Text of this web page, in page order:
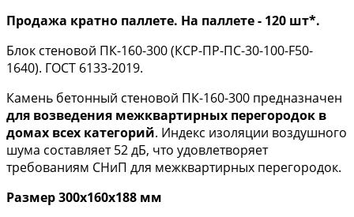
Продажа кратно паллете. На паллете - 120 шт*.
Блок стеновой ПК-160-300 (КCР-ПР-ПС-30-100-F50-
1640). ГОСТ 6133-2019.
Камень бетонный стеновой ПК-160-300 предназначен
для возведения межквартирных перегородок в
домах всех категорий. Индекс изоляции воздушного
шума составляет 52 дБ, что удовлетворяет
требованиям СНиП для межквартирных перегородок.
Размер 300х160х188 мм